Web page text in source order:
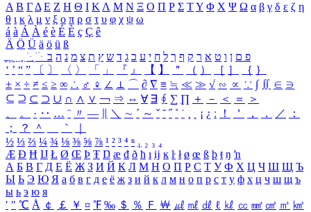
Α Β ΓΔ Ε Ζ Η Θ Ι ΚΛ Μ Ν Ξ Ο Π Ρ Σ ΤΥ Φ Χ Ψ Ω α β γ δ ε ζ η
θ ι κ λ μ ν ξ ο π ρ σ τ υ φ χ ψ ω
á à Á À é è É È ç Ç ê
Ä Ö Ü ä ö ü ß
ִֶֹ ֻּ ׁׂ פ ם ן ו ט א ר ק ף ך ל ח י ע כ ג ד ש ץ ת צ מ נ ה ב
‘ ’ “ ” 〔 〕 〈 〉 「 」 『 』 【 】 ＂ （ ） ［ ］ ｛ ｝
± × ÷ ≠ ≤ ≥ ∞ ∴ ♂ ♀ ∠ ⊥ ⌒ ∂ ∇ ≡ ≒ ≪ ≫ √ ∽ ∝ ∵ ∫ ∬ ∈ ∋
⊆ ⊇ ⊂ ⊃ ∪ ∩ ∧ ∨ ￢ ⇒ ⇔ ∀ ∃ ∮ ∑ ∏ ＋ － ＜ ＝
＞
、
。 · ‥ … ¨ 〃 ― ＼ ∼ ´ ～ ˇ ˘ ˝ ˚ ˙ ¸ ¡ ¿ ː ！ ＇ ， ． ／
：
；
？ ＾ ｀
½ ⅓ ⅔ ¼ ¾ ⅛ ⅜ ⅝ ⅞ ¹ ² ³ ⁴ ⁿ ₁ ₂ ₃ ₄
Æ Ð Ħ Ĳ Ł Ø Œ Þ Ŧ Ŋ æ đ ð ħ ı ĳ ĸ ŀ ł ø œ ß þ ŧ ŋ ŉ
А Б В Г Д Е Ё Ж З И Й К Л М Н О П Р С Т У Ф Х Ц Ч Ш Щ Ъ
Ы Ь Э Ю Я а б в г д е ё ж з и й к л м н о п р с т у ф х ц ч ш щ ъ
ы ь э ю я
′ ″ ℃ Å ￠ ￡ ￥ ¤ ℉ ‰ ＄ ％ Ｆ ￦ ㎕ ㎖ ㎗ ℓ ㎘ ㏄ ㎣ ㎤ ㎥ ㎦